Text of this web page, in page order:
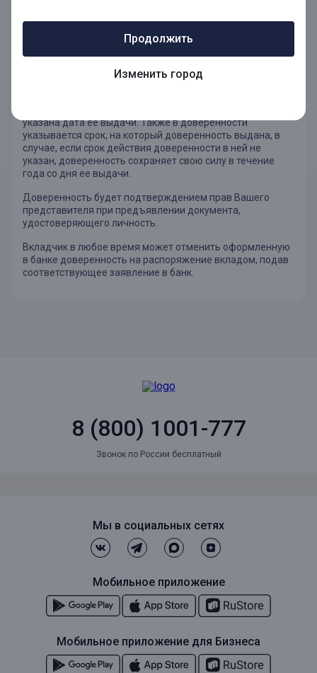
Продолжить
Изменить город
которые удостоверены администрацией этого
учреждения или руководителем (его
заместителем) соответствующего органа
социальной защиты населения.
указана дата ее выдачи. Также в доверенности
указывается срок, на который доверенность выдана, в
случае, если срок действия доверенности в ней не
указан, доверенность сохраняет свою силу в течение
года со дня ее выдачи.
Доверенность будет подтверждением прав Вашего
представителя при предъявлении документа,
удостоверяющего личность.
Вкладчик в любое время может отменить оформленную
в банке доверенность на распоряжение вкладом, подав
соответствующее заявление в банк.
8 (800) 1001-777
Звонок по России бесплатный
Мы в социальных сетях
Мобильное приложение
Мобильное приложение для Бизнеса